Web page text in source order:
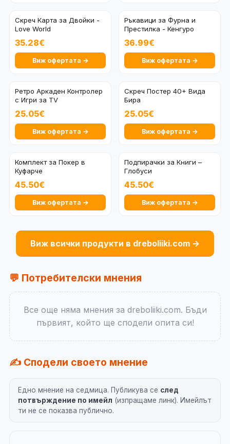
Скреч Карта за Двойки -
Love World
35.28€
Виж офертата →
Ръкавици за Фурна и
Престилка - Кенгуро
36.99€
Виж офертата →
Ретро Аркаден Контролер
с Игри за TV
25.05€
Виж офертата →
Скреч Постер 40+ Вида
Бира
25.05€
Виж офертата →
Комплект за Покер в
Куфарче
45.50€
Виж офертата →
Подпирачки за Книги –
Глобуси
45.50€
Виж офертата →
Виж всички продукти в dreboliiki.com →
💬 Потребителски мнения
Все още няма мнения за dreboliiki.com. Бъди
първият, който ще сподели опита си!
✍️ Сподели своето мнение
Едно мнение на седмица. Публикува се след
потвърждение по имейл (изпращаме линк). Имейлът
ти не се показва публично.